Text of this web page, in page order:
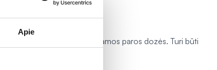
Apie
nustatytos rekomenduojamos paros dozės. Turi būti